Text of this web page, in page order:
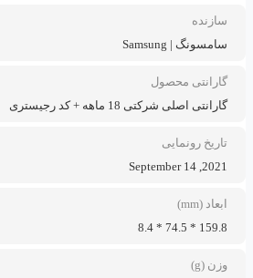
سازنده
سامسونگ | Samsung
گارانتی محصول
گارانتی اصلی شرکتی 18 ماهه + کد رجیستری
تاریخ رونمایی
2021, September 14
ابعاد (mm)
159.8 * 74.5 * 8.4
وزن (g)